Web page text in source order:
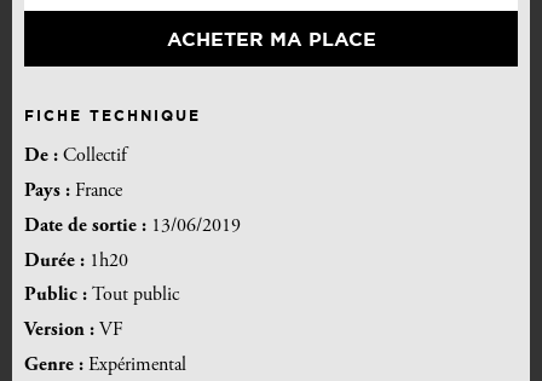
ACHETER MA PLACE
FICHE TECHNIQUE
De : Collectif
Pays : France
Date de sortie : 13/06/2019
Durée : 1h20
Public : Tout public
Version : VF
Genre : Expérimental